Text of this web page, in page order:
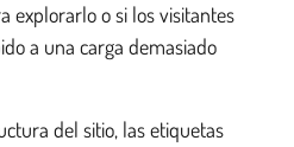
explorarlo o si los visitantes
a una carga demasiado
del sitio, las etiquetas